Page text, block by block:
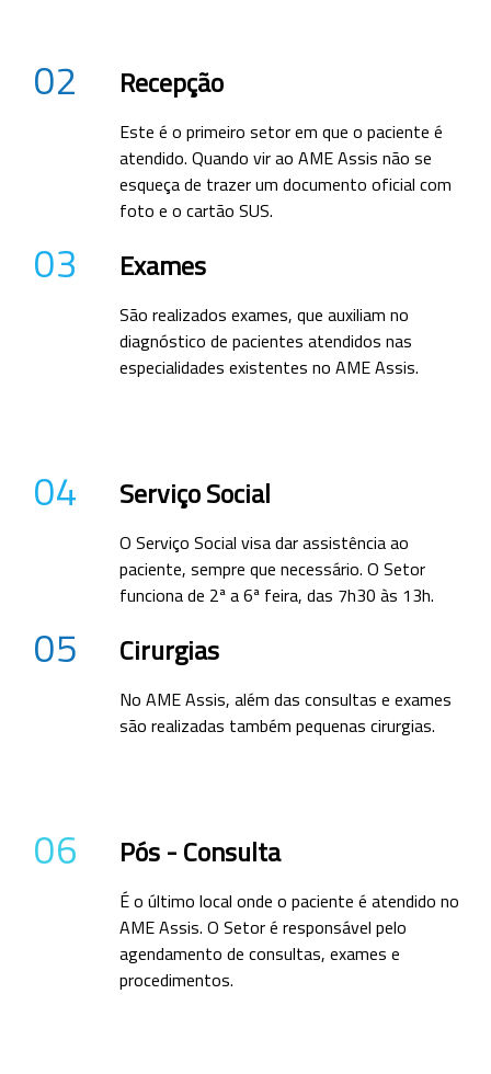
02 Recepção
Este é o primeiro setor em que o paciente é
atendido. Quando vir ao AME Assis não se
esqueça de trazer um documento oficial com
foto e o cartão SUS.
03 Exames
São realizados exames, que auxiliam no
diagnóstico de pacientes atendidos nas
especialidades existentes no AME Assis.
04 Serviço Social
O Serviço Social visa dar assistência ao
paciente, sempre que necessário. O Setor
funciona de 2ª a 6ª feira, das 7h30 às 13h.
05 Cirurgias
No AME Assis, além das consultas e exames
são realizadas também pequenas cirurgias.
06 Pós - Consulta
É o último local onde o paciente é atendido no
AME Assis. O Setor é responsável pelo
agendamento de consultas, exames e
procedimentos.